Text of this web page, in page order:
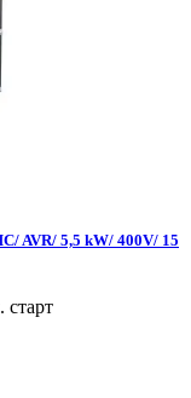
AVR/ 5,5 kW/ 400V/ 15
старт